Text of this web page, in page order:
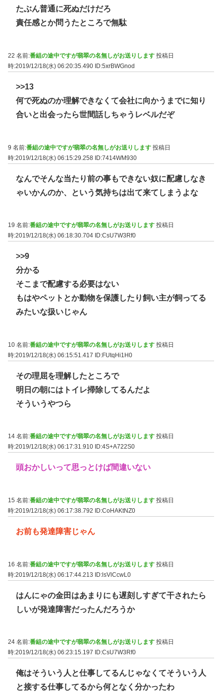
たぶん普通に死ぬだけだろ
責任感とか問うたところで無駄
22 名前:番組の途中ですが翡翠の名無しがお送りします 投稿日
時:2019/12/18(水) 06:20:35.490 ID:5xrBWGnod
>>13
何で死ぬのか理解できなくて会社に向かうまでに知り
合いと出会ったら世間話しちゃうレベルだぞ
9 名前:番組の途中ですが翡翠の名無しがお送りします 投稿日
時:2019/12/18(水) 06:15:29.258 ID:7414WM930
なんでそんな当たり前の事もできない奴に配慮しなき
ゃいかんのか、という気持ちは出て来てしまうよな
19 名前:番組の途中ですが翡翠の名無しがお送りします 投稿日
時:2019/12/18(水) 06:18:30.704 ID:CsU7W3Rf0
>>9
分かる
そこまで配慮する必要はない
もはやペットとか動物を保護したり飼い主が飼ってる
みたいな扱いじゃん
10 名前:番組の途中ですが翡翠の名無しがお送りします 投稿日
時:2019/12/18(水) 06:15:51.417 ID:FUtqHi1H0
その理屈を理解したところで
明日の朝にはトイレ掃除してるんだよ
そういうやつら
14 名前:番組の途中ですが翡翠の名無しがお送りします 投稿日
時:2019/12/18(水) 06:17:31.910 ID:4S+A722S0
頭おかしいって思っとけば間違いない
15 名前:番組の途中ですが翡翠の名無しがお送りします 投稿日
時:2019/12/18(水) 06:17:38.792
ID:CoHAKtNZ0
お前も発達障害じゃん
16 名前:番組の途中ですが翡翠の名無しがお送りします 投稿日
時:2019/12/18(水) 06:17:44.213 ID:lsVlCcwL0
はんにゃの金田はあまりにも遅刻しすぎて干されたら
しいが発達障害だったんだろうか
24 名前:番組の途中ですが翡翠の名無しがお送りします 投稿日
時:2019/12/18(水) 06:23:15.197
ID:CsU7W3Rf0
俺はそういう人と仕事してるんじゃなくてそういう人
と接する仕事してるから何となく分かったわ